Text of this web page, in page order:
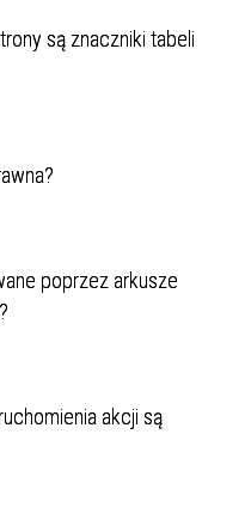
są znaczniki tabeli
poprzez arkusze
akcji są